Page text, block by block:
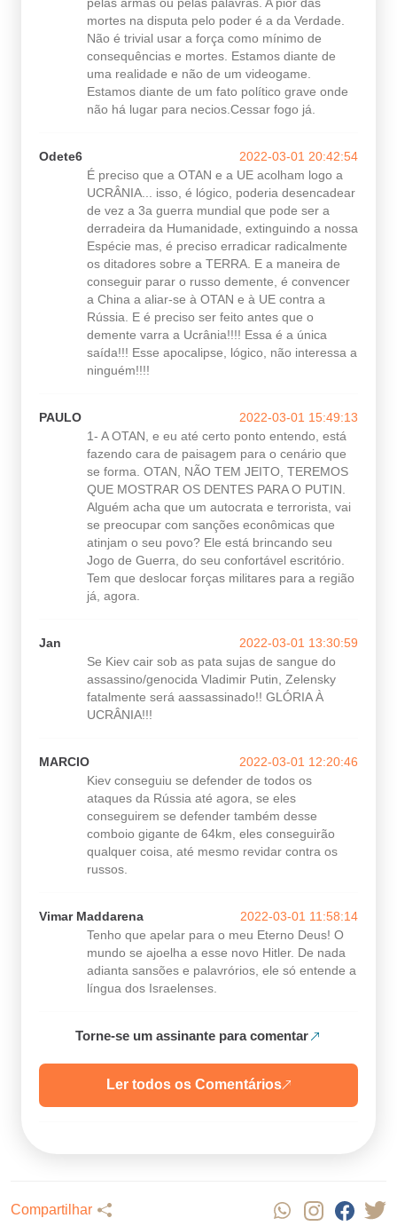
mortes na disputa pelo poder é a da Verdade.
Não é trivial usar a força como mínimo de
consequências e mortes. Estamos diante de
uma realidade e não de um videogame.
Estamos diante de um fato político grave onde
não há lugar para necios.Cessar fogo já.
Odete6
2022-03-01 20:42:54
É preciso que a OTAN e a UE acolham logo a
UCRÂNIA... isso, é lógico, poderia desencadear
de vez a 3a guerra mundial que pode ser a
derradeira da Humanidade, extinguindo a nossa
Espécie mas, é preciso erradicar radicalmente
os ditadores sobre a TERRA. E a maneira de
conseguir parar o russo demente, é convencer
a China a aliar-se à OTAN e à UE contra a
Rússia. E é preciso ser feito antes que o
demente varra a Ucrânia!!!! Essa é a única
saída!!! Esse apocalipse, lógico, não interessa a
ninguém!!!!
PAULO
2022-03-01 15:49:13
1- A OTAN, e eu até certo ponto entendo, está
fazendo cara de paisagem para o cenário que
se forma. OTAN, NÃO TEM JEITO, TEREMOS
QUE MOSTRAR OS DENTES PARA O PUTIN.
Alguém acha que um autocrata e terrorista, vai
se preocupar com sanções econômicas que
atinjam o seu povo? Ele está brincando seu
Jogo de Guerra, do seu confortável escritório.
Tem que deslocar forças militares para a região
já, agora.
Jan
2022-03-01 13:30:59
Se Kiev cair sob as pata sujas de sangue do
assassino/genocida Vladimir Putin, Zelensky
fatalmente será aassassinado!! GLÓRIA À
UCRÂNIA!!!
MARCIO
2022-03-01 12:20:46
Kiev conseguiu se defender de todos os
ataques da Rússia até agora, se eles
conseguirem se defender também desse
comboio gigante de 64km, eles conseguirão
qualquer coisa, até mesmo revidar contra os
russos.
Vimar Maddarena
2022-03-01 11:58:14
Tenho que apelar para o meu Eterno Deus! O
mundo se ajoelha a esse novo Hitler. De nada
adianta sansões e palavrórios, ele só entende a
língua dos Israelenses.
Torne-se um assinante para comentar
Ler todos os Comentários
Compartilhar